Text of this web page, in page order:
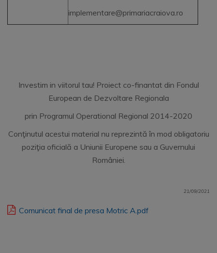
implementare@primariacraiova.ro
Investim in viitorul tau! Proiect co-finantat din Fondul
European de Dezvoltare Regionala
prin Programul Operational Regional 2014-2020
Conţinutul acestui material nu reprezintă în mod obligatoriu
poziţia oficială a Uniunii Europene sau a Guvernului
României.
21/09/2021
Comunicat final de presa Motric A.pdf